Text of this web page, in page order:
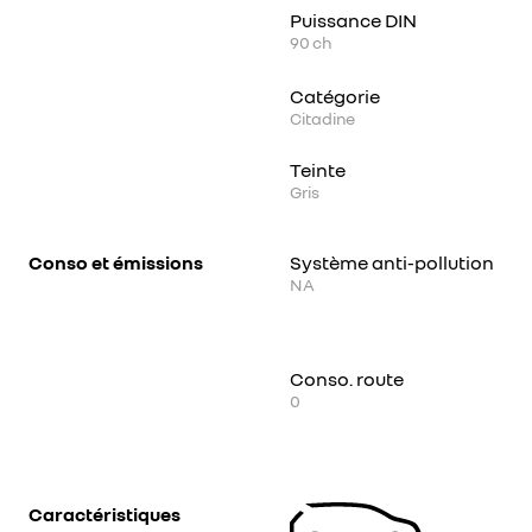
Puissance DIN
90ch
Catégorie
Citadine
Teinte
Gris
Conso et émissions Système anti-pollution
NA
Conso. route
0
Caractéristiques